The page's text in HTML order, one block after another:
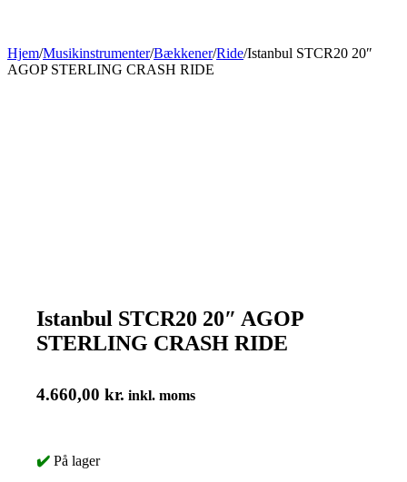
Hjem/Musikinstrumenter/Bækkener/Ride/Istanbul STCR20 20″
AGOP STERLING CRASH RIDE
Istanbul STCR20 20″ AGOP
STERLING CRASH RIDE
4.660,00 kr. inkl. moms
✔️ På lager